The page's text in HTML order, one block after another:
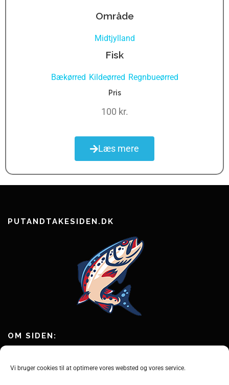
Vi bruger cookies til at optimere vores websted og vores service.
Område
Midtjylland
Fisk
Bækørred Kildeørred Regnbueørred
Pris
100 kr.
Læs mere
PUTANDTAKESIDEN.DK
OM SIDEN:
fisk i put and take fiskesøer.